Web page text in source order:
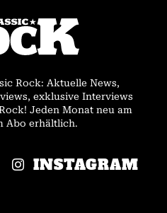
Rock: Aktuelle News,
exklusive Interviews
Jeden Monat neu am
Abo erhältlich.
INSTAGRAM